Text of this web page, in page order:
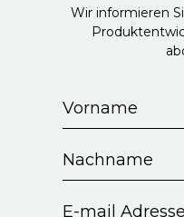
Wir informieren